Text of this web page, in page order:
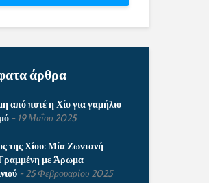
άρθρα
από ποτέ η Χίο για γαμήλιο
19 Μαΐου 2025
της Χίου: Μία Ζωντανή
με Άρωμα
25 Φεβρουαρίου 2025